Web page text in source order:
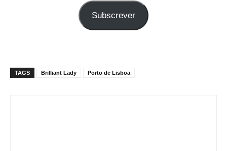
Subscrever
TAGS Brilliant Lady Porto de Lisboa